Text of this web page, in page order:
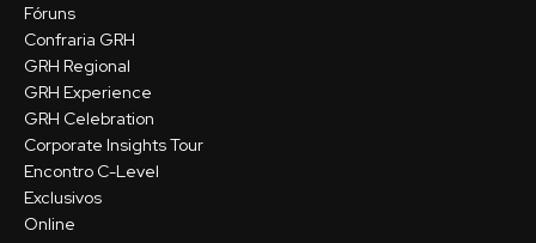
Fóruns
Confraria GRH
GRH Regional
GRH Experience
GRH Celebration
Corporate Insights Tour
Encontro C-Level
Exclusivos
Online